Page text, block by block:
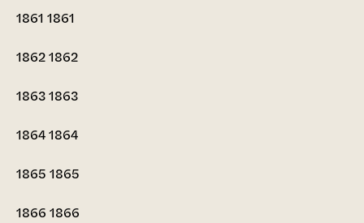
1861 1861
18621862
18631863
18641864
1865 1865
1866 1866